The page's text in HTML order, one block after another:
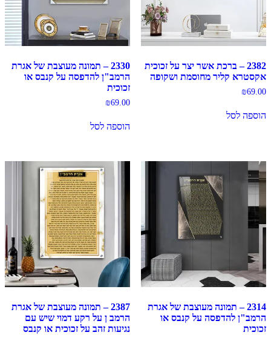
2382 – ברכת אשר יצר על זכוכית
אקסטרא קליר מחוסמת ושקופה
₪69.00
הוספה לסל
2330 – תמונה מעוצבת של אגרת
הרמב"ן להדפסה על קנבס או
זכוכית
₪69.00
הוספה לסל
2314 – תמונה מעוצבת של אגרת
הרמב"ן להדפסה על קנבס או
זכוכית
2387 – תמונה מעוצבת של אגרת
הרמב ן על רקע דמוי שיש עם
נגיעות זהב על זכוכית או קנבס